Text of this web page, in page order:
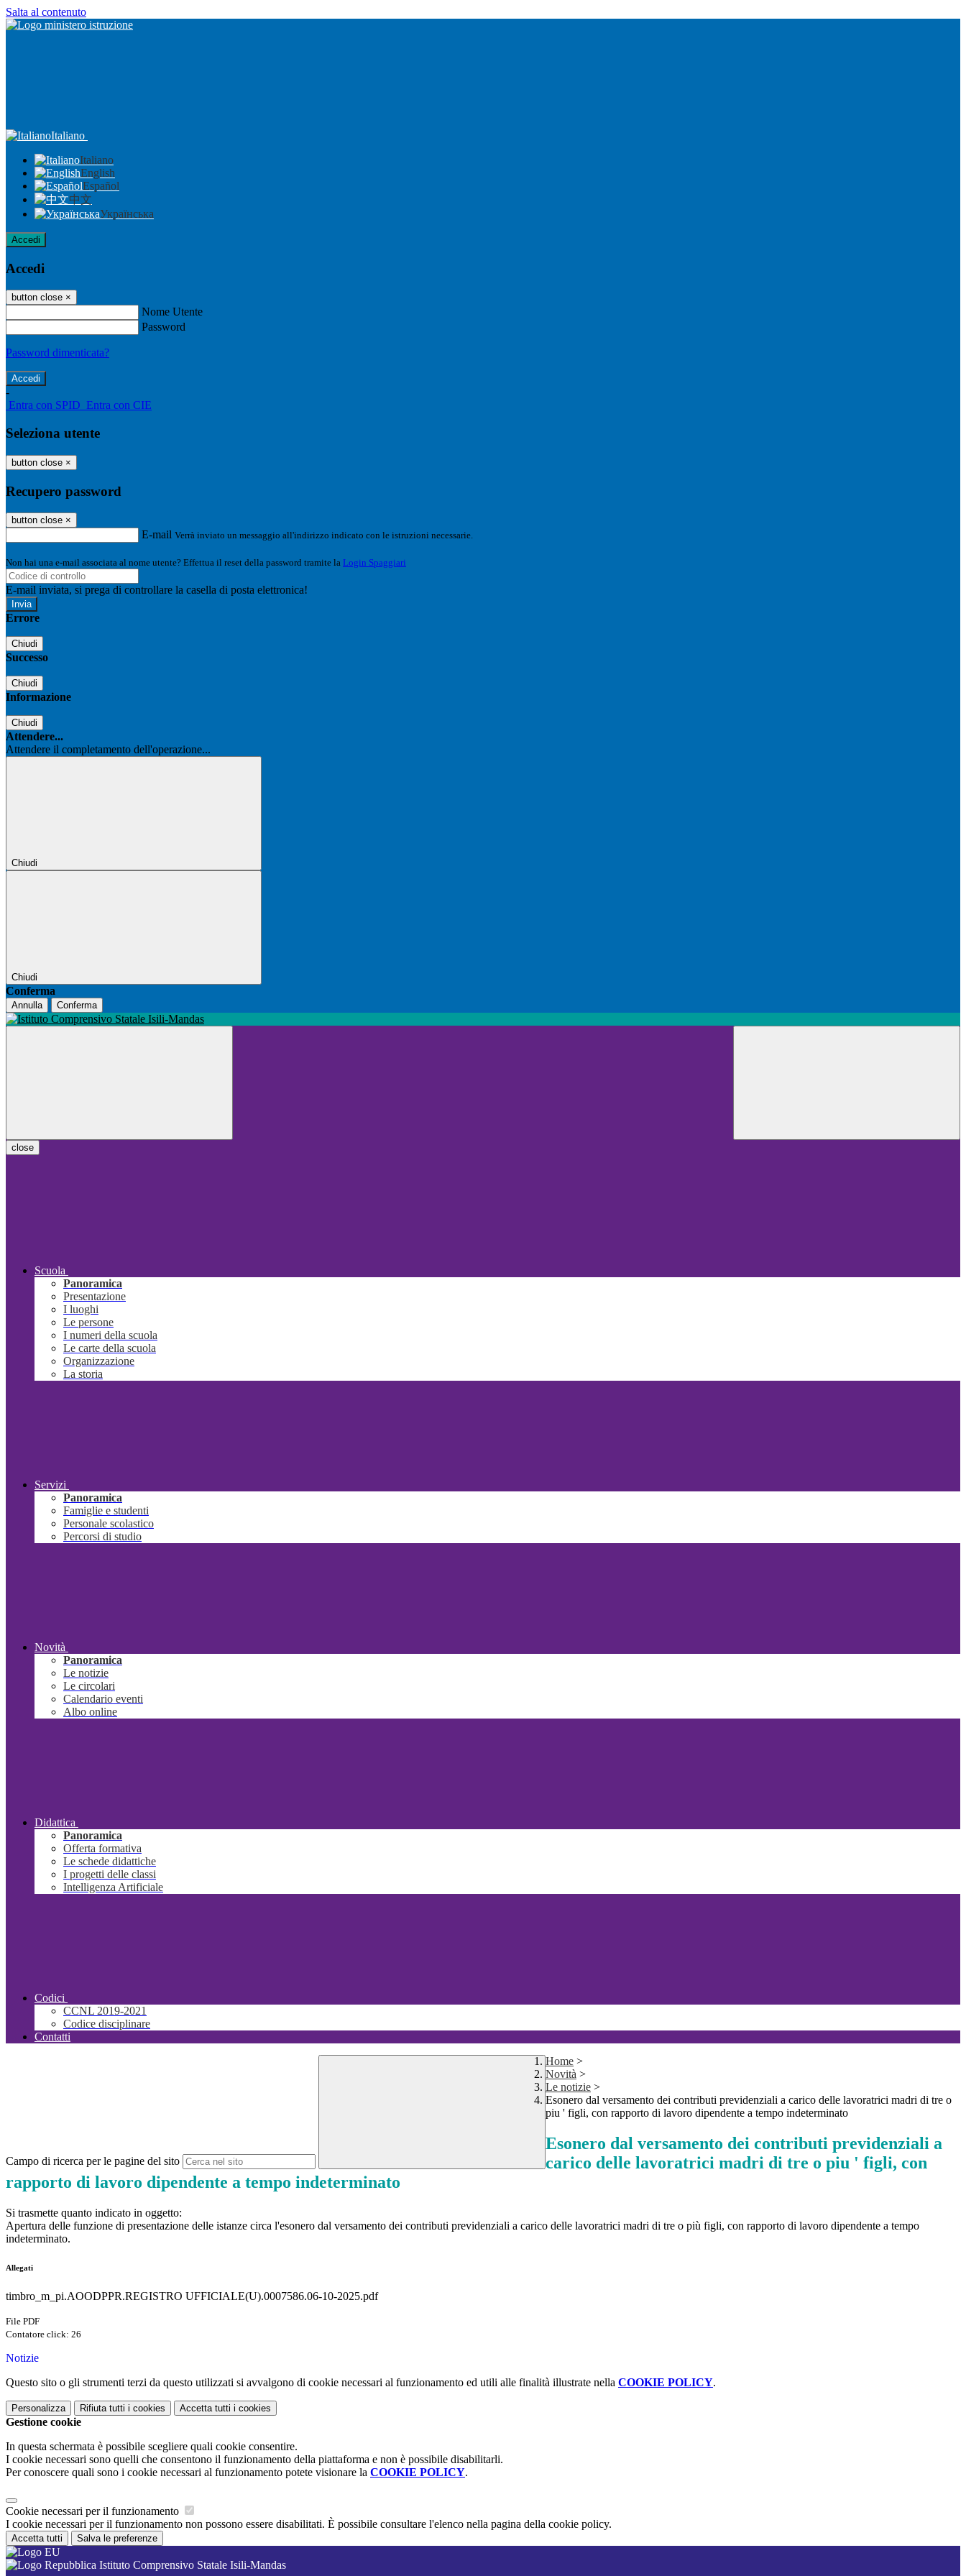
Salta al contenuto
Italiano
Italiano
English
Español
中文
Українська
Accedi
Accedi
button close ×
Nome Utente
Password
Password dimenticata?
-
Entra con SPID Entra con CIE
Seleziona utente
button close ×
Recupero password
button close ×
E-mail Verrà inviato un messaggio all'indirizzo indicato con le istruzioni necessarie.
Non hai una e-mail associata al nome utente? Effettua il reset della password tramite la Login Spaggiari
E-mail inviata, si prega di controllare la casella di posta elettronica!
Errore
Chiudi
Successo
Chiudi
Informazione
Chiudi
Attendere...
Attendere il completamento dell'operazione...
Chiudi
Chiudi
Conferma
Annulla Conferma
close
Scuola
Panoramica
Presentazione
I luoghi
Le persone
I numeri della scuola
Le carte della scuola
Organizzazione
La storia
Servizi
Panoramica
Famiglie e studenti
Personale scolastico
Percorsi di studio
Novità
Panoramica
Le notizie
Le circolari
Calendario eventi
Albo online
Didattica
Panoramica
Offerta formativa
Le schede didattiche
I progetti delle classi
Intelligenza Artificiale
Codici
CCNL 2019-2021
Codice disciplinare
Contatti
Campo di ricerca per le pagine del sito
Home >
Novità >
Le notizie >
Esonero dal versamento dei contributi previdenziali a carico delle lavoratrici madri di tre o
piu ' figli, con rapporto di lavoro dipendente a tempo indeterminato
Esonero dal versamento dei contributi previdenziali a
carico delle lavoratrici madri di tre o piu ' figli, con
rapporto di lavoro dipendente a tempo indeterminato
Si trasmette quanto indicato in oggetto:
Apertura delle funzione di presentazione delle istanze circa l'esonero dal versamento dei contributi previdenziali a carico delle lavoratrici madri di tre o più figli, con rapporto di lavoro dipendente a tempo
indeterminato.
Allegati
timbro_m_pi.AOODPPR.REGISTRO UFFICIALE(U).0007586.06-10-2025.pdf
File PDF
Contatore click: 26
Notizie
Questo sito o gli strumenti terzi da questo utilizzati si avvalgono di cookie necessari al funzionamento ed utili alle finalità illustrate nella COOKIE POLICY.
Personalizza Rifiuta tutti i cookies Accetta tutti i cookies
Gestione cookie
In questa schermata è possibile scegliere quali cookie consentire.
I cookie necessari sono quelli che consentono il funzionamento della piattaforma e non è possibile disabilitarli.
Per conoscere quali sono i cookie necessari al funzionamento potete visionare la COOKIE POLICY.
Cookie necessari per il funzionamento
I cookie necessari per il funzionamento non possono essere disabilitati. È possibile consultare l'elenco nella pagina della cookie policy.
Accetta tutti Salva le preferenze
Istituto Comprensivo Statale Isili-Mandas